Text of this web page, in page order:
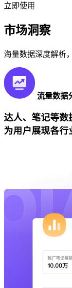
立即使用
市场洞察
海量数据深度解析
流量数据
达人、笔记等
为用户展现各行